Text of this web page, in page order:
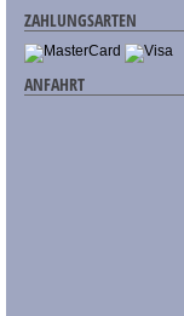
ZAHLUNGSARTEN
ANFAHRT